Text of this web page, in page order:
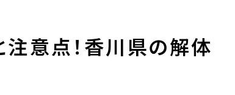
意点！香川県の解体